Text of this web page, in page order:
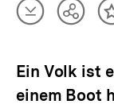
Artikel
herunterladen
Teilen
Ein Volk ist
einem Boot